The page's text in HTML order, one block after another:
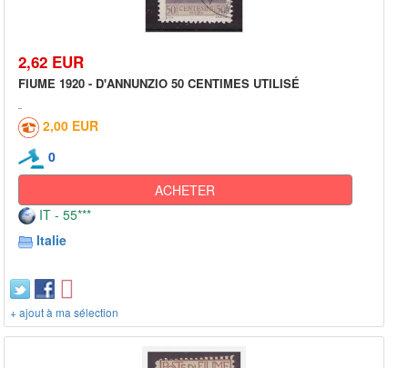
2,62 EUR
FIUME 1920 - D'ANNUNZIO 50 CENTIMES UTILISÉ
2,00 EUR
0
ACHETER
IT - 55***
Italie
+ ajout à ma sélection